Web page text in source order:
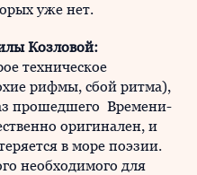
уже нет.
Козловой:
техническое
рифмы, сбой ритма),
прошедшего Времени-
оригинален, и
в море поэзии.
необходимого для